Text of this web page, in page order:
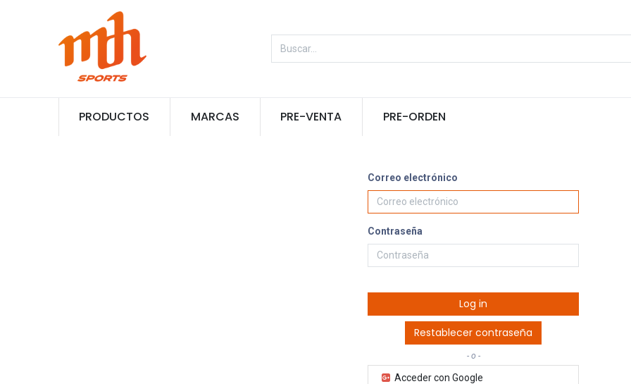
PRODUCTOS MARCAS PRE-VENTA PRE-ORDEN
Correo electrónico
Contraseña
Log in
Restablecer contraseña
- o -
Acceder con Google